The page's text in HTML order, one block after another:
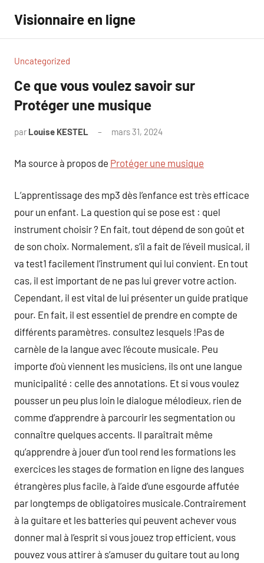
contenu
Visionnaire en ligne
Uncategorized
Ce que vous voulez savoir sur
Protéger une musique
par Louise KESTEL mars 31, 2024
Ma source à propos de Protéger une musique
L’apprentissage des mp3 dès l’enfance est très efficace
pour un enfant. La question qui se pose est : quel
instrument choisir ? En fait, tout dépend de son goût et
de son choix. Normalement, s’il a fait de l’éveil musical, il
va test1 facilement l’instrument qui lui convient. En tout
cas, il est important de ne pas lui grever votre action.
Cependant, il est vital de lui présenter un guide pratique
pour. En fait, il est essentiel de prendre en compte de
différents paramètres. consultez lesquels !Pas de
carnèle de la langue avec l’écoute musicale. Peu
importe d’où viennent les musiciens, ils ont une langue
municipalité : celle des annotations. Et si vous voulez
pousser un peu plus loin le dialogue mélodieux, rien de
comme d’apprendre à parcourir les segmentation ou
connaître quelques accents. Il paraîtrait même
qu’apprendre à jouer d’un tool rend les formations les
exercices les stages de formation en ligne des langues
étrangères plus facile, à l’aide d’une esgourde affutée
par longtemps de obligatoires musicale.Contrairement
à la guitare et les batteries qui peuvent achever vous
donner mal à l’esprit si vous jouez trop efficient, vous
pouvez vous attirer à s’amuser du guitare tout au long